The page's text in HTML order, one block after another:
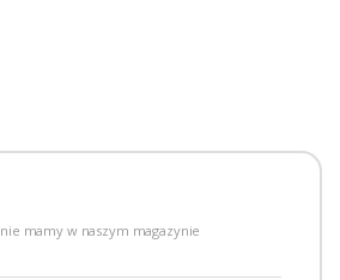
mamy w naszym magazynie